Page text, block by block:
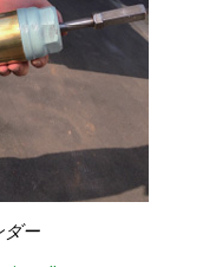
ダー